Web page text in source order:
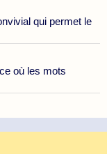
qui permet le
où les mots